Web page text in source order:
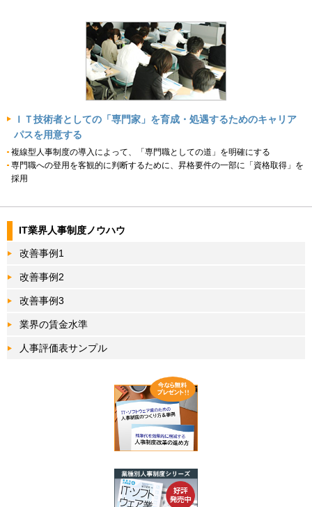
ＩＴ技術者としての「専門家」を育成・処遇するためのキャリア
パスを用意する
複線型人事制度の導入によって、「専門職としての道」を明確にする
専門職への登用を客観的に判断するために、昇格要件の一部に「資格取得」を
採用
IT業界人事制度ノウハウ
改善事例1
改善事例2
改善事例3
業界の賃金水準
人事評価表サンプル